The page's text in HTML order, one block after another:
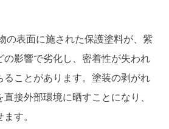
の表面に施された保護塗料が、紫
の影響で劣化し、密着性が失われ
ることがあります。塗装の剥がれ
接外部環境に晒すことになり、
す。